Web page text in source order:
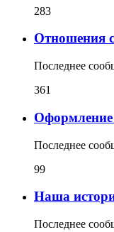
283
Отношения
Последнее
361
Последнее
99
Наша
Последнее